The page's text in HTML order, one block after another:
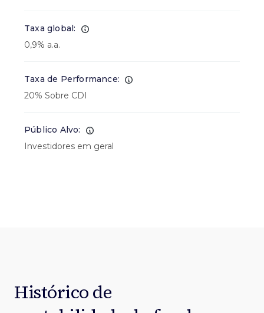
Taxa global:
0,9% a.a.
Taxa de Performance:
20% Sobre CDI
Público Alvo:
Investidores em geral
Histórico de